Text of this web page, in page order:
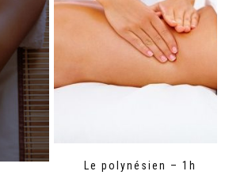
Le polynésien – 1h